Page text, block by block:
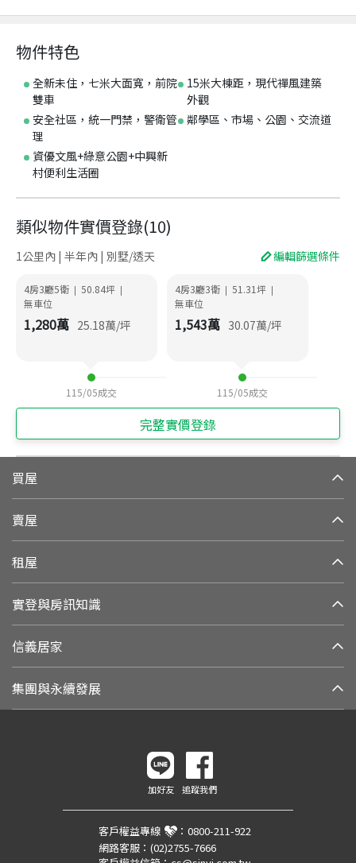
物件特色
全新未住，七米大面寬，前院
雙車
15米大棟距，現代禪風建築
外觀
安全社區，統一門禁，警衛管
理
鄰學區、市場、公園、交流道
資優文風+綠意公園+中興新
村便利生活圈
類似物件實價登錄(10)
1公里內 | 半年內 | 別墅/透天 編輯篩選條件
4房3廳5衛 | 50.84坪 |
無車位
1,280萬 25.18萬/坪
115/05成交
4房3廳3衛 | 51.31坪 |
無車位
1,543萬 30.07萬/坪
115/05成交
完整實價登錄
買屋
賣屋
租屋
實登與房訊知識
信義居家
集團與永續發展
加好友 追蹤我們
客戶權益專線 ： 0800-211-922
網路客服： (02)2755-7666